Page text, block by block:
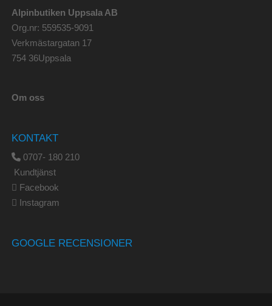
Alpinbutiken Uppsala AB
Org.nr: 559535-9091
Verkmästargatan 17
754 36Uppsala
Om oss
KONTAKT
0707- 180 210
Kundtjänst
Facebook
Instagram
GOOGLE RECENSIONER